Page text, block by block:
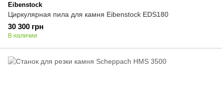
Eibenstock
Циркулярная пила для камня Eibenstock EDS180
30 300 грн
В наличии